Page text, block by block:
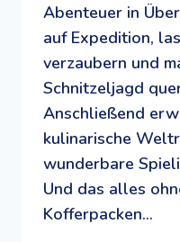
Abenteuer in
auf Expedition,
verzaubern und
Schnitzeljagd
Anschließend
kulinarische
wunderbare
Und das alles
Kofferpacken…